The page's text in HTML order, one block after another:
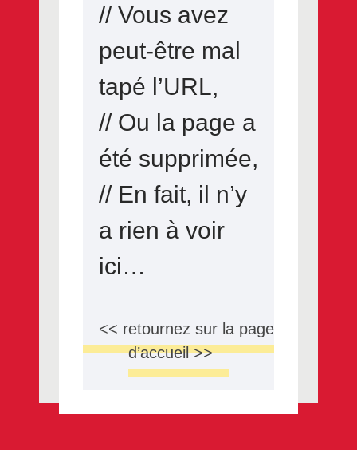
// Vous avez
peut-être mal
tapé l’URL,
// Ou la page a
été supprimée,
// En fait, il n’y
a rien à voir
ici…
<< retournez sur la page
d’accueil >>